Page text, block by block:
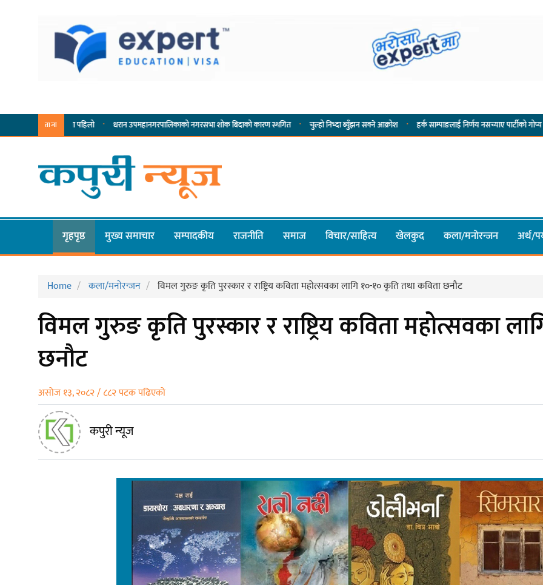
ताजा
पहिलो धरान उपमहानगरपालिकाको नगरसभा शोक बिदाको कारण स्थगित · चुल्हो निभ्दा ब्युँझन सक्ने आक्रोश · हर्क साम्पाङलाई निर्णय नसच्याए पार्टीको गोप्य कुरा
गृहपृष्ठ मुख्य समाचार सम्पादकीय राजनीति समाज विचार/साहित्य खेलकुद कला/मनाेरन्जन अर्थ/
Home कला/मनाेरन्जन विमल गुरुङ कृति पुरस्कार र राष्ट्रिय कविता महोत्सवका लागि १०-१० कृति तथा कविता छनौट
विमल गुरुङ कृति पुरस्कार र राष्ट्रिय कविता महोत्सवका
छनौट
असोज १३, २०८२ / ८८२ पटक पढिएको
कपुरी न्यूज